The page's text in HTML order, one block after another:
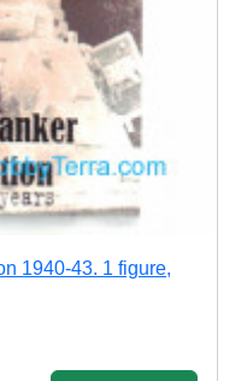
1940-43. 1 figure,